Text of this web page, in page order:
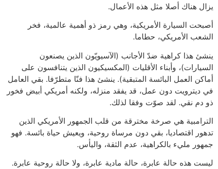
يزال هناك أصلا مثل هذه الأعمال.
أصبحت السيارة الأمريكية، وهي رمز ذو أهمية عالمية، فخر
الشعب الأمريكي، حطاما.
ينشئ هذا كراهية ضدّ الأجانب (الآسيويّون الذين يصنعون
السيارات)، وأبناء الأقليات (المكسيكيون الذين يتنافسون على
أماكن العمل البائسة المتبقية). ينشئ هذا فنّا متطرّفا. بقي العامل
في ديترويت دون عمل، قد يفقد منزله، ولكنه أمريكي أبيض فخور
ذو دم نقي. لقد صوّت وفقا لذلك.
الترامبية هي صرخة مخترقة من قلب الجمهور الأمريكي الذين
تدهور اقتصاديا، بقي دون مرساة روحية، ويعيش حياة بائسة. فهو
جمهور مليء بالكراهية، عدم الثقة، واليأس.
ليست هذه حالة عابرة، حالة مادية عابرة، ولا حالة روحية عابرة.